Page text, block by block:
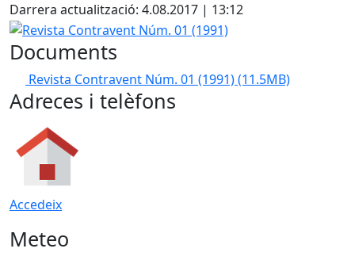
Darrera actualització: 4.08.2017 | 13:12
Revista Contravent Núm. 01 (1991)
Documents
Revista Contravent Núm. 01 (1991)(11.5MB)
Adreces i telèfons
Accedeix
Meteo